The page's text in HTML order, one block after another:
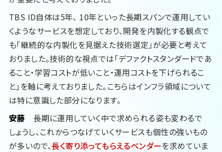
TBS ID自体は5年、 10年といった長期スパンで運用してい
くようなサービスを想定しており、開発を内製化する観点で
も「継続的な内製化を見据えた技術選定」が必要と考えて
おりました。技術的な視点では「デファクトスタンダードであ
ること・学習コストが低いこと・運用コストを下げられるこ
と」を軸に考えておりました。こちらはインフラ領域について
は特に意識した部分になります。
安藤 長期に運用していく中で求められる姿も変わるで
しょうし、これからつなげていくサービスも個性の強いもの
が多いので、長く寄り添ってもらえるベンダーを求めていま